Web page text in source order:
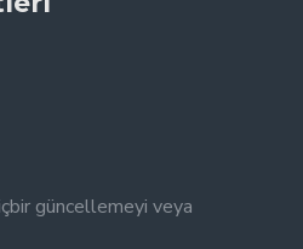
güncellemeyi veya